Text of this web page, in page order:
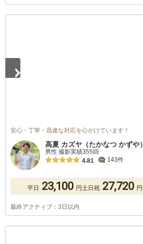
安心・丁寧・迅速な対応を心がけています！
高夏 カズヤ（たかなつ かずや）
男性 撮影実績355回
4.81
143件
平日 23,100 円土日祝 27,720 円
最終アクティブ：3日以内